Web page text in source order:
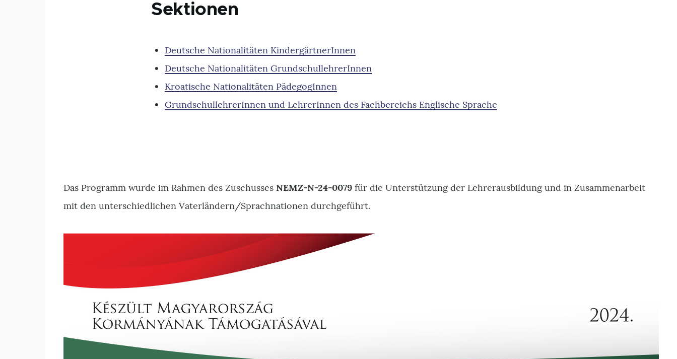
Sektionen
Deutsche Nationalitäten KindergärtnerInnen
Deutsche Nationalitäten GrundschullehrerInnen
Kroatische Nationalitäten PädegogInnen
GrundschullehrerInnen und LehrerInnen des Fachbereichs Englische Sprache
Das Programm wurde im Rahmen des Zuschusses NEMZ-N-24-0079 für die Unterstützung der Lehrerausbildung und in Zusammenarbeit
mit den unterschiedlichen Vaterländern/Sprachnationen durchgeführt.